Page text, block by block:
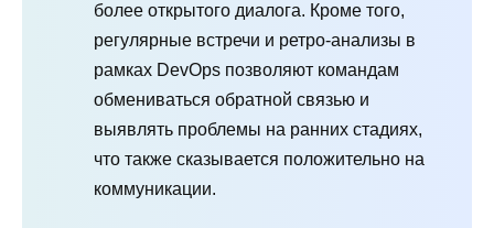
более открытого диалога. Кроме того,
регулярные встречи и ретро-анализы в
рамках DevOps позволяют командам
обмениваться обратной связью и
выявлять проблемы на ранних стадиях,
что также сказывается положительно на
коммуникации.